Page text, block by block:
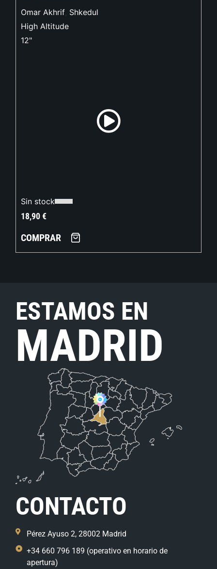
Omar Akhrif, Shkedul
High Altitude
12"
Sin stock
18,90€
COMPRAR
ESTAMOS EN
MADRID
CONTACTO
Pérez Ayuso 2, 28002 Madrid
+34 660 796 189 (operativo en horario de
apertura)